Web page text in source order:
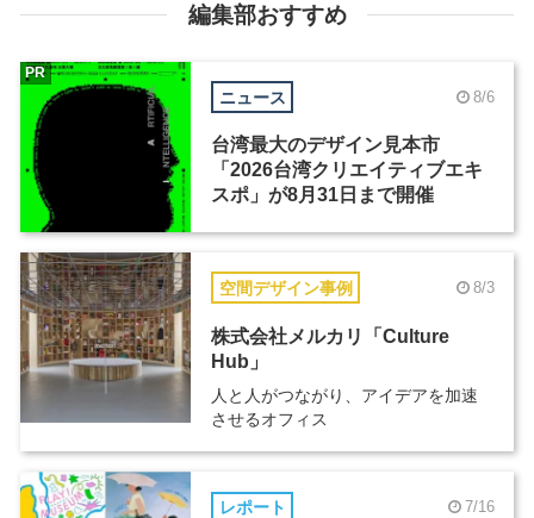
編集部おすすめ
ニュース 8/6
台湾最大のデザイン見本市
「2026台湾クリエイティブエキ
スポ」が8月31日まで開催
PR
空間デザイン事例 8/3
株式会社メルカリ「Culture
Hub」
人と人がつながり、アイデアを加速
させるオフィス
レポート 7/16